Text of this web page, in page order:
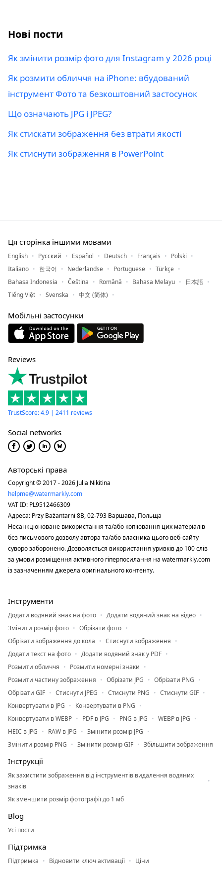
Нові пости
Як змінити розмір фото для Instagram у 2026 році
Як розмити обличчя на iPhone: вбудований
інструмент Фото та безкоштовний застосунок
Що означають JPG і JPEG?
Як стискати зображення без втрати якості
Як стиснути зображення в PowerPoint
Ця сторінка іншими мовами
English Русский Español Deutsch Français
Polski
Italiano
한국어 Nederlandse Portuguese
Türkçe
Bahasa Indonesia
Čeština Română Bahasa Melayu
日本語
Tiếng Việt
Svenska 中文 (简体)
Мобільні застосунки
Reviews
TrustScore: 4.9 | 2411 reviews
Social networks
Авторські права
Copyright © 2017 - 2026 Julia Nikitina
helpme@watermarkly.com
VAT ID: PL9512466309
Адреса: Przy Bażantarni 8B, 02-793 Варшава, Польща
Несанкціоноване використання та/або копіювання цих матеріалів
без письмового дозволу автора та/або власника цього веб-сайту
суворо заборонено. Дозволяється використання уривків до 100 слів
за умови розміщення активного гіперпосилання на watermarkly.com
із зазначенням джерела оригінального контенту.
Інструменти
Додати водяний знак на фото
Додати водяний знак на відео
Змінити розмір фото
Обрізати фото
Обрізати зображення до кола
Стиснути зображення
Додати текст на фото
Додати водяний знак у PDF
Розмити обличчя
Розмити номерні знаки
Розмити частину зображення
Обрізати JPG
Обрізати PNG
Обрізати GIF
Стиснути JPEG Стиснути PNG
Стиснути GIF
Конвертувати в JPG
Конвертувати в PNG
Конвертувати в WEBP
PDF в JPG PNG в JPG
WEBP в JPG
HEIC в JPG
RAW в JPG
Змінити розмір JPG
Змінити розмір PNG
Змінити розмір GIF Збільшити зображення
Інструкції
Як захистити зображення від інструментів видалення водяних
знаків
Як зменшити розмір фотографії до 1 мб
Blog
Усі пости
Підтримка
Підтримка Відновити ключ активації Ціни